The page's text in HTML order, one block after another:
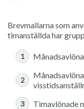
Brevmallarna som
timanställda har
Timavlönade